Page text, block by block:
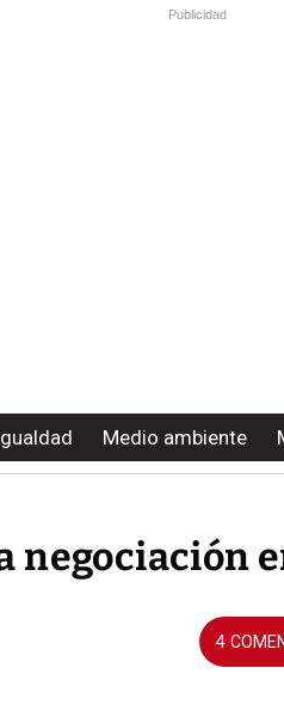
Publicidad
Medio ambiente
negociación
4